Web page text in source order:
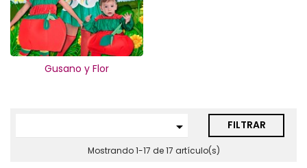
Gusano y Flor
 FILTRAR
Mostrando 1-17 de 17 artículo(s)